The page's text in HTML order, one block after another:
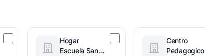
Hogar
Escuela Santo
Centro
Pedagogico